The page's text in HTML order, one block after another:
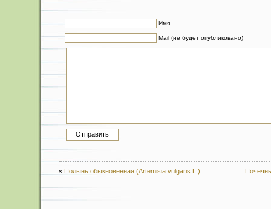
Имя
Mail (не будет опубликовано)
« Полынь обыкновенная (Artemisia vulgaris L.)